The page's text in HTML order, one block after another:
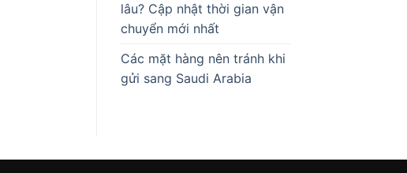
lâu? Cập nhật thời gian vận
chuyển mới nhất
Các mặt hàng nên tránh khi
gửi sang Saudi Arabia